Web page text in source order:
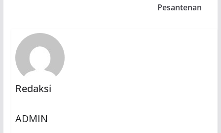
Pesantenan
Redaksi
ADMIN